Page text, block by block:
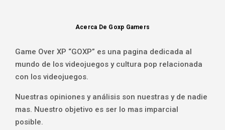
Acerca De Goxp Gamers
Game Over XP “GOXP” es una pagina dedicada al
mundo de los videojuegos y cultura pop relacionada
con los videojuegos.
Nuestras opiniones y análisis son nuestras y de nadie
mas. Nuestro objetivo es ser lo mas imparcial
posible.